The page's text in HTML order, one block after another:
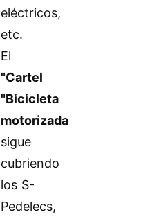
eléctricos,
etc.
El
"Cartel
"Bicicleta
motorizada
sigue
cubriendo
los S-
Pedelecs,